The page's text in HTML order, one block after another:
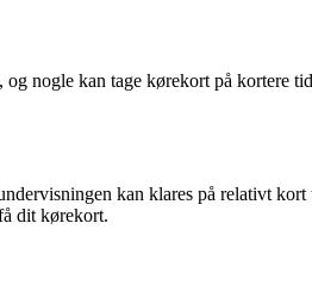
nogle kan tage kørekort på kortere
kan klares på relativt
dit kørekort.